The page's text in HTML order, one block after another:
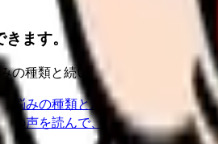
きます。
の種類と続いている期間から、次
悩みの種類と次の一歩を整理しま
みの声を読んで、今の職場だけの問